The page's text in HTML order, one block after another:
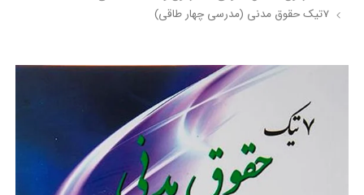
7تیک حقوق مدني (مدرسی چهار طاقی)